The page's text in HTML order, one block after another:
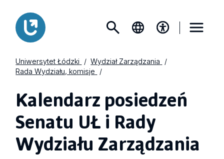
Uniwersytet Łódzki
Wydział Zarządzania
Rada Wydziału, komisje
Kalendarz posiedzeń
Senatu UŁ i Rady
Wydziału Zarządzania